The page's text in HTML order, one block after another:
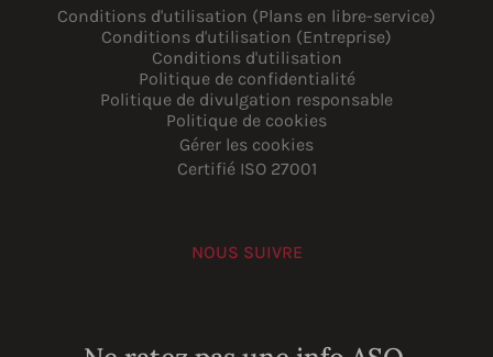
Conditions d'utilisation (Plans en libre-service)
Conditions d'utilisation (Entreprise)
Conditions d'utilisation
Politique de confidentialité
Politique de divulgation responsable
Politique de cookies
Gérer les cookies
Certifié ISO 27001
NOUS SUIVRE